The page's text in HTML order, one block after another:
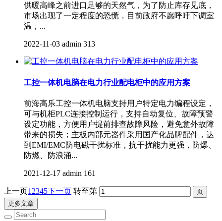
供暖高峰之前进口足够的天然气，为了防止库存见底，
市场出现了一定程度的恐慌，目前政府不愿呼吁下调室
温，...
2022-11-03 admin 313
工控一体机电脑在电力行业配电柜中的应用方案
前海高乐工控一体机电脑支持用户特定电力编程设定，
可与机柜PLC连接控制运行，支持自动复位、故障预警
设定功能，方便用户提前排查故障风险，避免意外故障
带来的损失；主板内部元器件采用国产化品牌配件，达
到EMI/EMC防电磁干扰标准，抗干扰能力更强，防爆、
防燃、防浪涌...
2021-12-17 admin 161
上一页1 2345下一页 转至第
更多文章